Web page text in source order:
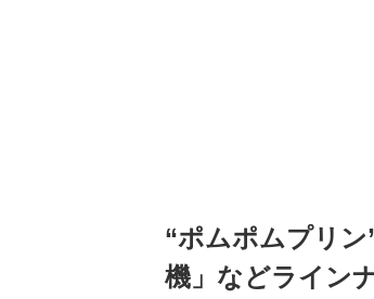
“ポムポムプリ
機」などライン